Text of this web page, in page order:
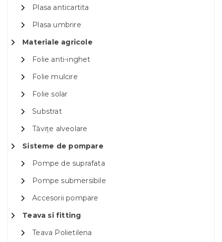
Plasa anticartita
Plasa umbrire
Materiale agricole
Folie anti-inghet
Folie mulcire
Folie solar
Substrat
Tăvițe alveolare
Sisteme de pompare
Pompe de suprafata
Pompe submersibile
Accesorii pompare
Teava si fitting
Teava Polietilena